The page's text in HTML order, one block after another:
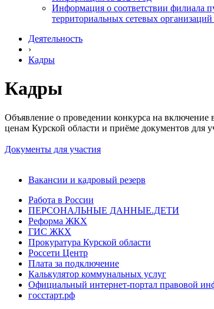
Информация о соответствии филиала
территориальных сетевых
Деятельность
›
Кадры
Кадры
Объявление о проведении конкурса на включение
ценам Курской области и приёме документов для
Документы для участия
Вакансии и кадровый резерв
Работа в России
ПЕРСОНАЛЬНЫЕ ДАННЫЕ.ДЕТИ
Реформа ЖКХ
ГИС ЖКХ
Прокуратура Курской области
Россети Центр
Плата за подключение
Калькулятор коммунальных услуг
Официальный интернет-портал правовой
госстарт.рф